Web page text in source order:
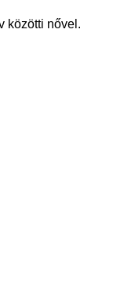
közötti nővel.